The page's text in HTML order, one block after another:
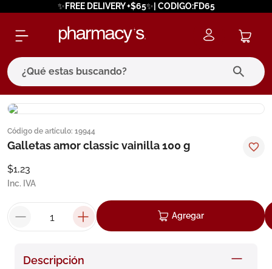
✨FREE DELIVERY +$65✨| CODIGO:FD65
¿Qué estas buscando?
Código de artículo: 19944
Galletas amor classic vainilla 100 g
$1,23
Inc. IVA
Agregar
Descripción
términos más buscados
1. eucerin
3
cerave
7. isdin